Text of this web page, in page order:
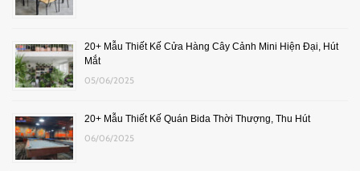
20+ Mẫu Thiết Kế Cửa Hàng Cây Cảnh Mini Hiện Đại, Hút
Mắt
05/06/2025
20+ Mẫu Thiết Kế Quán Bida Thời Thượng, Thu Hút
06/06/2025